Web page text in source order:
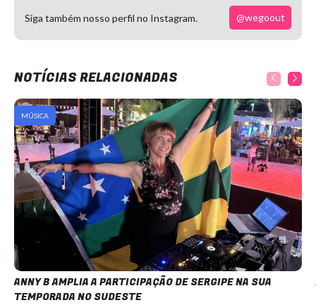
Siga também nosso perfil no Instagram. @wegoout
NOTÍCIAS RELACIONADAS
MÚSICA
ANNY B AMPLIA A PARTICIPAÇÃO DE SERGIPE NA SUA
TEMPORADA NO SUDESTE